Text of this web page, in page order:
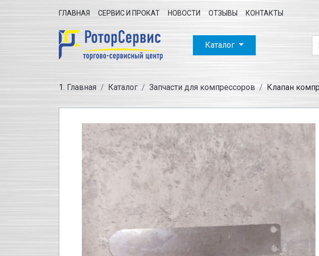
ГЛАВНАЯ СЕРВИС И ПРОКАТ НОВОСТИ ОТЗЫВЫ КОНТАКТЫ
Каталог
Главная Каталог Запчасти для компрессоров Клапан